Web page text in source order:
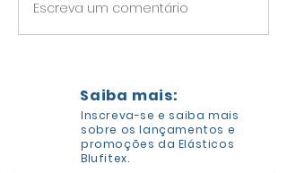
Escreva um comentário
Saiba mais:
Inscreva-se e saiba mais
sobre os lançamentos e
promoções da Elásticos
Blufitex.